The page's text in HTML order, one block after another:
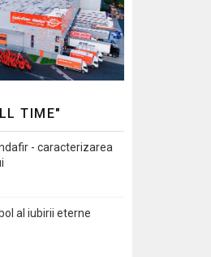
TIME"
- caracterizarea
al iubirii eterne